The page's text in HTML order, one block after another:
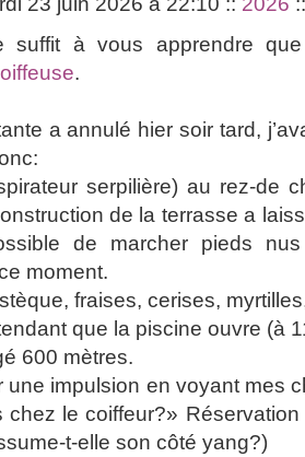
suffit à vous apprendre
.
a annulé hier soir tard,
serpilière) au rez-de
de la terrasse a
de marcher pieds
moment.
fraises, cerises,
que la piscine ouvre (à
600 mètres.
une impulsion en voyant mes
chez le coiffeur?»
t-elle son côté yang?)